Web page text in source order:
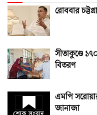
রোববার
সীতাকুণ্ডে
বিতরণ
এমপি
জানাজা